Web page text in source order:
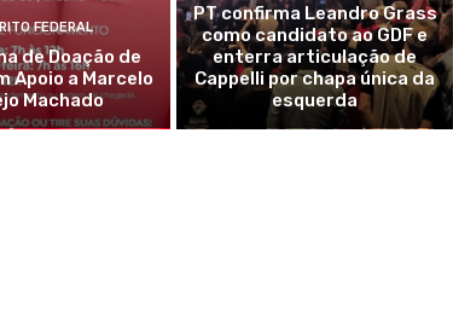
FEDERAL
de Doação de
Apoio a Marcelo
Machado
PT confirma Leandro Grass
como candidato ao GDF e
enterra articulação de
Cappelli por chapa única da
esquerda